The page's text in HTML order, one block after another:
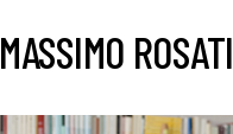
MASSIMO ROSATI